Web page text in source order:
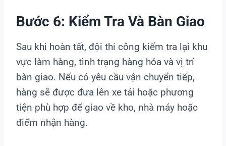
Bước 6: Kiểm Tra Và Bàn Giao
Sau khi hoàn tất, đội thi công kiểm tra lại khu
vực làm hàng, tình trạng hàng hóa và vị trí
bàn giao. Nếu có yêu cầu vận chuyển tiếp,
hàng sẽ được đưa lên xe tải hoặc phương
tiện phù hợp để giao về kho, nhà máy hoặc
điểm nhận hàng.